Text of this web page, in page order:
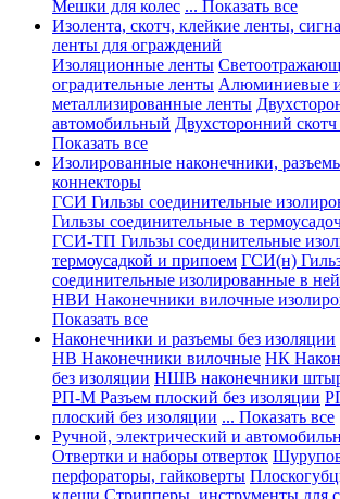
Мешки для колес ... Показать все
Изолента, скотч, клейкие ленты,
ленты для ограждений
Изоляционные ленты
оградительные ленты Алюминиевые
металлизированные ленты
автомобильный Двухсторонний
Показать все
Изолированные наконечники,
коннекторы
ГСИ Гильзы соединительные
Гильзы соединительные в
ГСИ-ТП Гильзы соединительные
термоусадкой и припоем ГСИ(н)
соединительные изолированные в
НВИ Наконечники вилочные
Показать все
Наконечники и разъемы без изоляции
НВ Наконечники вилочные НК
без изоляции НШВ наконечники
РП-М Разъем плоский без изоляции
плоский без изоляции ... Показать все
Ручной, электрический и
Отвертки и наборы отверток
перфораторы, гайковерты
клещи Стрипперы, инструменты для